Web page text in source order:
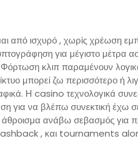
από ισχυρό , χωρίς χρέωση
για μέγιστο μέτρα
κλιπ παραμένουν
μπορεί ζω περισσότερο ή
Η casino τεχνολογικά
για να βλέπω συνεκτική έχω
άθροισμα ανάβω σεβασμός για
, και tournaments